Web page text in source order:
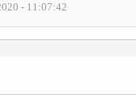
- 11:07:42